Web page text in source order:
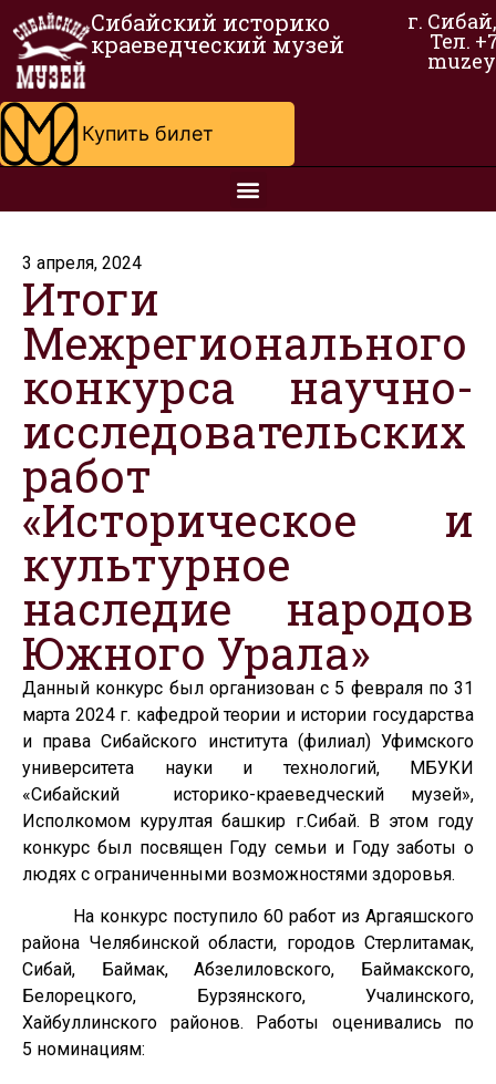
Сибайский историко
краеведческий музей
г.
Тел.
Купить билет
3 апреля, 2024
Итоги
Межрегионального
конкурса научно-
исследовательских
работ
«Историческое и
культурное
наследие народов
Южного Урала»
Данный конкурс был организован с 5 февраля по 31
марта 2024 г. кафедрой теории и истории государства
и права Сибайского института (филиал) Уфимского
университета науки и технологий, МБУКИ
«Сибайский историко-краеведческий музей»,
Исполкомом курултая башкир г.Сибай. В этом году
конкурс был посвящен Году семьи и Году заботы о
людях с ограниченными возможностями здоровья.
На конкурс поступило 60 работ из Аргаяшского
района Челябинской области, городов Стерлитамак,
Сибай, Баймак, Абзелиловского, Баймакского,
Белорецкого, Бурзянского, Учалинского,
Хайбуллинского районов. Работы оценивались по
5 номинациям: